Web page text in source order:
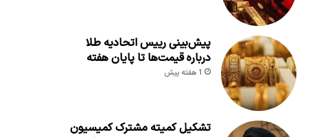
پیش‌بینی رییس اتحادیه طلا
درباره قیمت‌ها تا پایان هفته
1 هفته پیش
تشکیل کمیته مشترک کمیسیون